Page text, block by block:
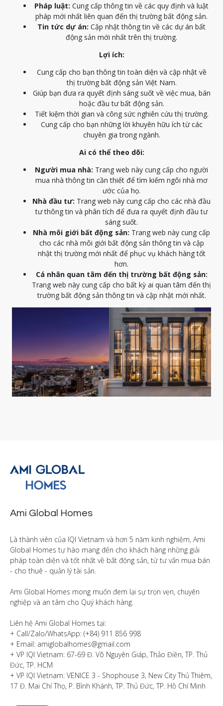
Pháp luật: Cung cấp thông tin về các quy định và luật
pháp mới nhất liên quan đến thị trường bất động sản.
Tin tức dự án: Cập nhật thông tin về các dự án bất
động sản mới nhất trên thị trường.
Lợi ích:
Cung cấp cho bạn thông tin toàn diện và cập nhật về
thị trường bất động sản Việt Nam.
Giúp bạn đưa ra quyết định sáng suốt về việc mua, bán
hoặc đầu tư bất động sản.
Tiết kiệm thời gian và công sức nghiên cứu thị trường.
Cung cấp cho bạn những lời khuyên hữu ích từ các
chuyên gia trong ngành.
Ai có thể theo dõi:
Người mua nhà: Trang web này cung cấp cho người
mua nhà thông tin cần thiết để tìm kiếm ngôi nhà mơ
ước của họ.
Nhà đầu tư: Trang web này cung cấp cho các nhà đầu
tư thông tin và phân tích để đưa ra quyết định đầu tư
sáng suốt.
Nhà môi giới bất động sản: Trang web này cung cấp
cho các nhà môi giới bất động sản thông tin và cập
nhật thị trường mới nhất để phục vụ khách hàng tốt
hơn.
Cá nhân quan tâm đến thị trường bất động sản:
Trang web này cung cấp cho bất kỳ ai quan tâm đến thị
trường bất động sản thông tin và cập nhật mới nhất.
Ami Global Homes
Là thành viên của IQI Vietnam và hơn 5 năm kinh nghiệm, Ami
Global Homes tự hào mang đến cho khách hàng những giải
pháp toàn diện và tốt nhất về bất động sản, từ tư vấn mua bán
- cho thuê - quản lý tài sản.
Ami Global Homes mong muốn đem lại sự trọn vẹn, chuyên
nghiệp và an tâm cho Quý khách hàng.
Liên hệ Ami Global Homes tại:
+ Call/Zalo/WhatsApp: (+84) 911 856 998
+ Email: amiglobalhomes@gmail.com
+ VP IQI Vietnam: 67-69 Đ. Võ Nguyên Giáp, Thảo Điền, TP. Thủ
Đức, TP. HCM
+ VP IQI Vietnam: VENICE 3 - Shophouse 3, New City Thủ Thiêm,
17 Đ. Mai Chí Thọ, P. Bình Khánh, TP. Thủ Đức, TP. Hồ Chí Minh